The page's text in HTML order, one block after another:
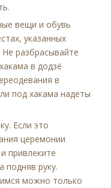
вещи и обувь
указанных
разбрасывайте
в додзё
в
под хакама надеты
Если это
церемонии
привлеките
подняв руку.
можно только